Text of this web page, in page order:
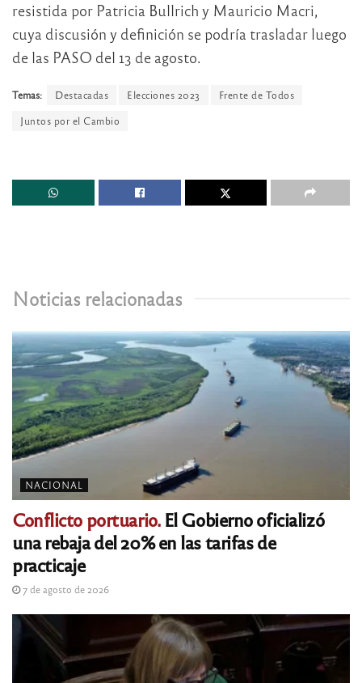
resistida por Patricia Bullrich y Mauricio Macri,
cuya discusión y definición se podría trasladar luego
de las PASO del 13 de agosto.
Temas: Destacadas Elecciones 2023
Frente de Todos
Juntos por el Cambio
Noticias relacionadas
NACIONAL
Conflicto portuario.El Gobierno oficializó
una rebaja del 20% en las tarifas de
practicaje
7 de agosto de 2026